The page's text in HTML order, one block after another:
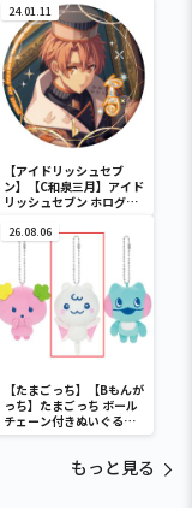
Anniversary ver.～
24.01.11
【アイドリッシュセブ
ン】【C和泉三月】アイド
リッシュセブン ホログラ
Anniversary ver.～
26.08.06
【たまごっち】【Bもんが
っち】たまごっち ボール
チェーン付きぬいぐるみ
～Tamagotchi
もっと見る